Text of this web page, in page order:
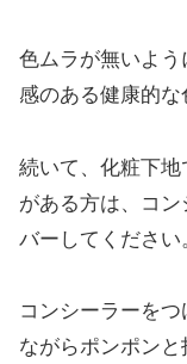
色ムラが無いよ
感のある健康的な
続いて、化粧下
がある方は、コ
バーしてください
コンシーラーを
ながらポンポンと